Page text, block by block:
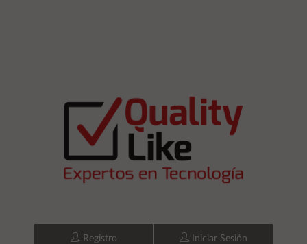
Registro Iniciar Sesión